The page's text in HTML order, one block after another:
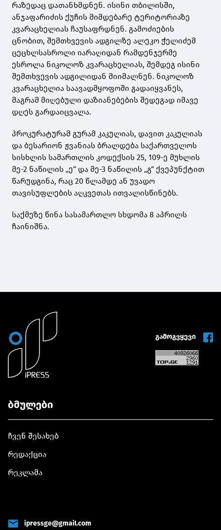
რაზედაც დათანხმდნენ. ისინი თბილისში,
ანჯაფარიძის ქუჩის მიმდებარე ტერიტორიაზე
კვარაცხელიას ჩაუსაფრდნენ. გამოძიების
ცნობით, შემთხვევის ადგილზე ალეკო ჭელიძემ
ცეცხლსასროლი იარაღიდან რამდენჯერმე
ესროლა ნიკოლოზ კვარაცხელიას, შემდეგ ისინი
შემთხვევის ადგილიდან მიიმალნენ. ნიკოლოზ
კვარაცხელია საავადმყოფოში გადაიყვანეს,
მაგრამ მიღებული დაზიანებების შედეგად იმავე
დღეს გარდაიცვალა.
პროკურატურამ გურამ კაკულიას, დავით კაკულიას
და ბესარიონ ჟვანიას ბრალდება საქართველოს
სისხლის სამართლის კოდექსის 25, 109-ე მუხლის
მე-2 ნაწილის „ე“ და მე-3 ნაწილის „გ“ ქვეპუნქტით
წარუდგინა, რაც 20 წლამდე ან უვადო
თავისუფლების აღკვეთას ითვალისწინებს.
საქმეზე წინა სასამართლო სხდომა 8 აპრილს
ჩაინიშნა.
გამოგვყევი
ბმულები
ჩვენ შესახებ
რედაქცია
რეკლამა
ipressge@gmail.com